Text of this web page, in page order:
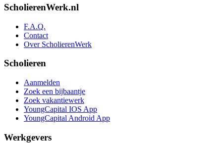
ScholierenWerk.nl
F.A.Q.
Contact
Over ScholierenWerk
Scholieren
Aanmelden
Zoek een bijbaantje
Zoek vakantiewerk
YoungCapital IOS App
YoungCapital Android App
Werkgevers